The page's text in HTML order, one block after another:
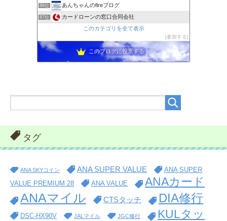
86位 あんちゃんのfireブログ
87位
カードローンの窓口合同会社
このカテゴリを全て表示
参加する
このブログに投票する
タグ
ANA SKYコイン ANA SUPER VALUE
ANA SUPER
VALUE PREMIUM 28
ANA VALUE ANAカード
ANAマイル CTSタッチ DIA修行
DSC-HX90V JALマイル JGC修行
KULタッ